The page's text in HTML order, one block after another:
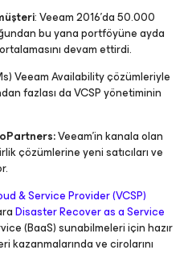
: Veeam 2016’da 50.000
bu yana portföyüne ayda
devam ettirdi.
Veeam Availability çözümleriyle
fazlası da VCSP yönetiminin
Veeam’in kanala olan
çözümlerine yeni satıcıları ve
& Service Provider (VCSP)
Disaster Recover as a Service
(BaaS) sunabilmeleri için hazır
kazanmalarında ve cirolarını